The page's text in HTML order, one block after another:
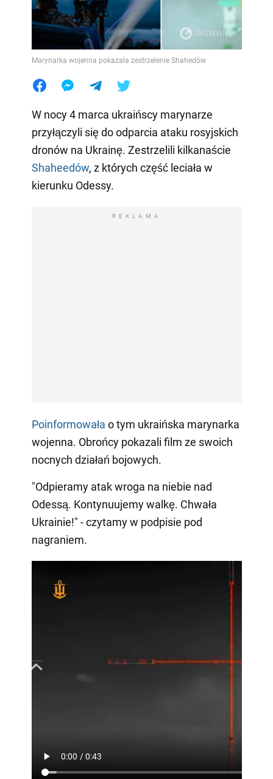
Marynarka wojenna pokazała zestrzelenie Shahedów
W nocy 4 marca ukraińscy marynarze
przyłączyli się do odparcia ataku rosyjskich
dronów na Ukrainę. Zestrzelili kilkanaście
Shaheedów, z których część leciała w
kierunku Odessy.
REKLAMA
Poinformowała o tym ukraińska marynarka
wojenna. Obrońcy pokazali film ze swoich
nocnych działań bojowych.
"Odpieramy atak wroga na niebie nad
Odessą. Kontynuujemy walkę. Chwała
Ukrainie!" - czytamy w podpisie pod
nagraniem.